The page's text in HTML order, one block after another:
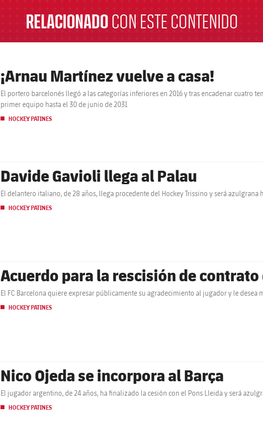
RELACIONADO CON ESTE CONTENIDO
¡Arnau Martínez vuelve a casa!
El portero barcelonés llegó a las categorías inferiores en 2016 y tras encadenar cuatro
primer equipo hasta el 30 de junio de 2031
HOCKEY PATINES
Davide Gavioli llega al Palau
El delantero italiano, de 28 años, llega procedente del Hockey Trissino y será azulgrana
HOCKEY PATINES
Acuerdo para la rescisión de contrato
El FC Barcelona quiere expresar públicamente su agradecimiento al jugador y le desea
HOCKEY PATINES
Nico Ojeda se incorpora al Barça
El jugador argentino, de 24 años, ha finalizado la cesión con el Pons Lleida y será
HOCKEY PATINES